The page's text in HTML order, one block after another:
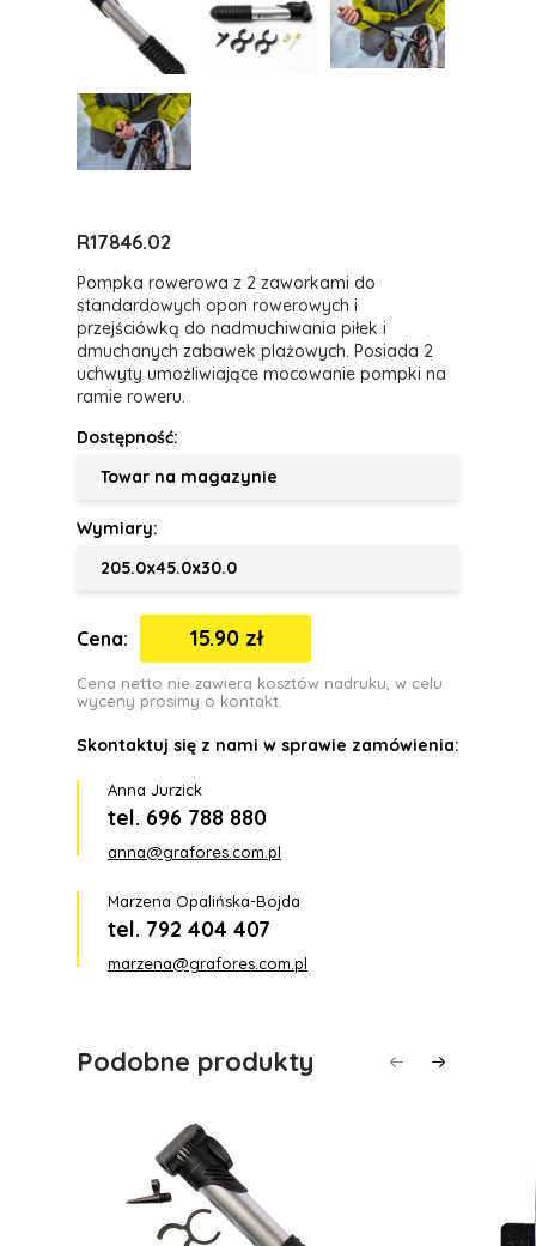
R17846.02
Pompka rowerowa z 2 zaworkami do
standardowych opon rowerowych i
przejściówką do nadmuchiwania piłek i
dmuchanych zabawek plażowych. Posiada 2
uchwyty umożliwiające mocowanie pompki na
ramie roweru.
Dostępność:
Towar na magazynie
Wymiary:
205.0x45.0x30.0
Cena: 15.90 zł
Cena netto nie zawiera kosztów nadruku, w celu
wyceny prosimy o kontakt.
Skontaktuj się z nami w sprawie zamówienia:
Anna Jurzick
tel. 696 788 880
anna@grafores.com.pl
Marzena Opalińska-Bojda
tel. 792 404 407
marzena@grafores.com.pl
Podobne produkty